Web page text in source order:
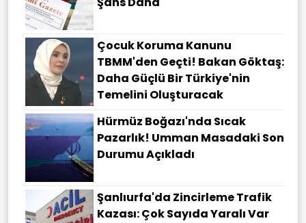
Çocuk Koruma Kanunu
TBMM'den Geçti! Bakan Göktaş:
Daha Güçlü Bir Türkiye'nin
Temelini Oluşturacak
Hürmüz Boğazı'nda Sıcak
Pazarlık! Umman Masadaki Son
Durumu Açıkladı
Şanlıurfa'da Zincirleme Trafik
Kazası: Çok Sayıda Yaralı Var